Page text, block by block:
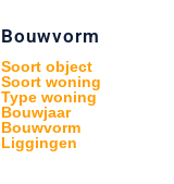
Bouwvorm
Soort object
Soort woning
Type woning
Bouwjaar
Bouwvorm
Liggingen